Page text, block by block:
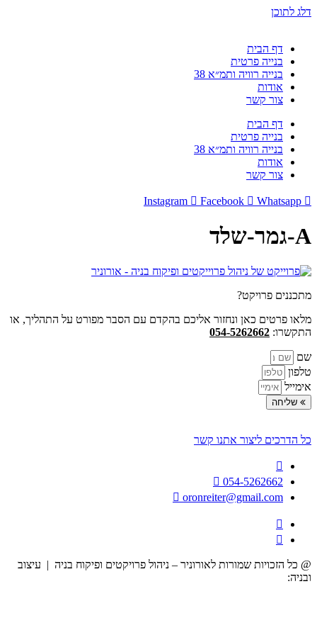
דלג לתוכן
דף הבית
בנייה פרטית
בנייה רוויה ותמ״א 38
אודות
צור קשר
דף הבית
בנייה פרטית
בנייה רוויה ותמ״א 38
אודות
צור קשר
Instagram Facebook Whatsapp
A-גמר-שלד
מתכננים פרויקט?
מלאו פרטים כאן ונחזור אליכם בהקדם עם הסבר מפורט על התהליך, או
התקשרו: 054-5262662
שם
טלפון
אימייל
שליחה
כל הדרכים ליצור אתנו קשר
054-5262662
oronreiter@gmail.com
@ כל הזכויות שמורות לאורוניר – ניהול פרויקטים ופיקוח בניה | עיצוב
ובניה: